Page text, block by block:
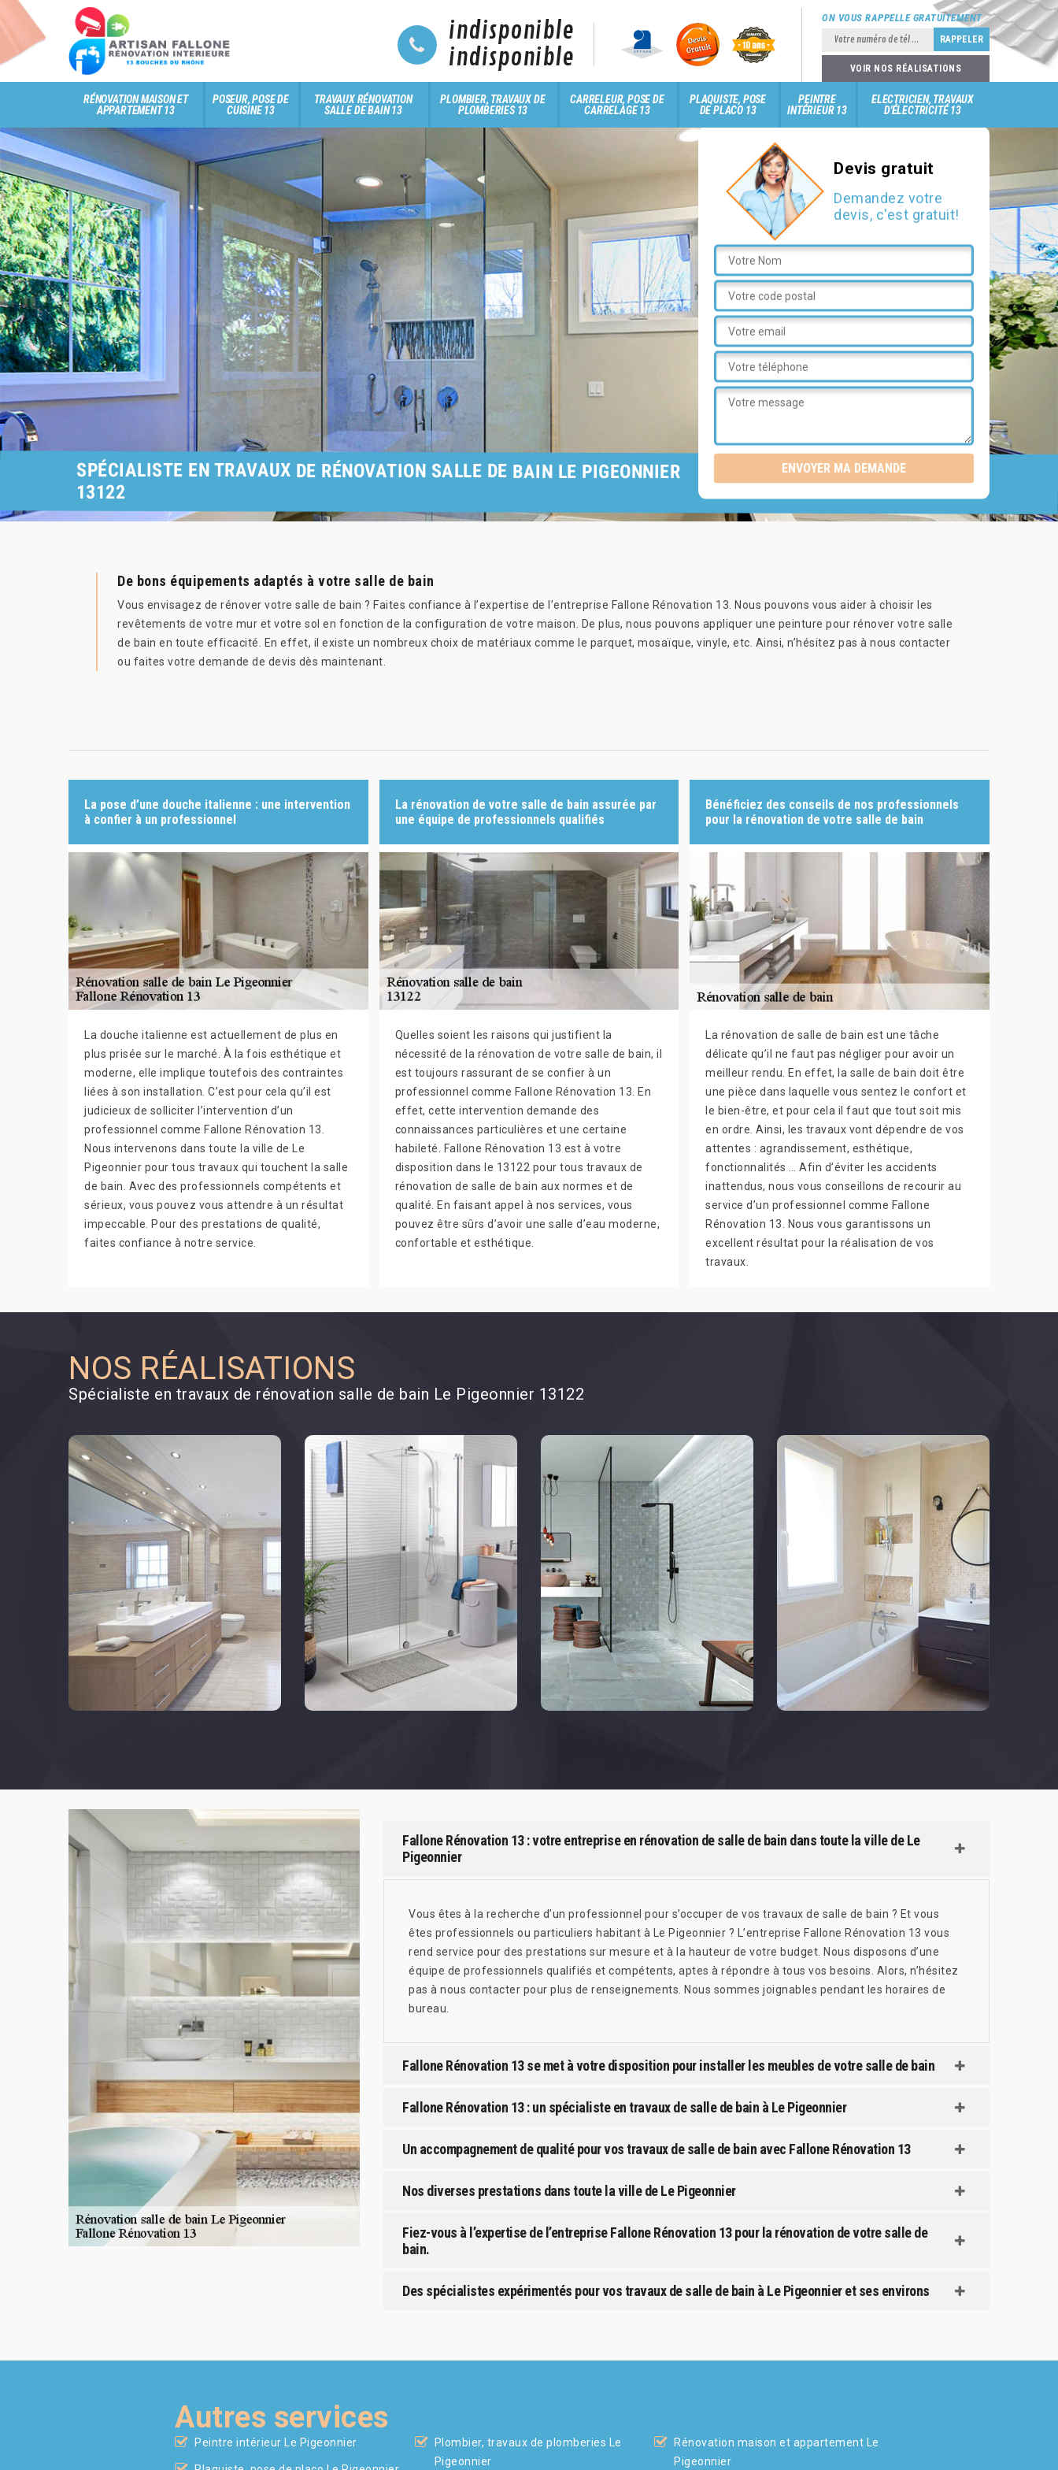
indisponible
indisponible
ON VOUS RAPPELLE GRATUITEMENT
VOIR NOS RÉALISATIONS
RÉNOVATION MAISON ET
APPARTEMENT 13
POSEUR, POSE DE
CUISINE 13
TRAVAUX RÉNOVATION
SALLE DE BAIN 13
PLOMBIER, TRAVAUX DE
PLOMBERIES 13
CARRELEUR, POSE DE
CARRELAGE 13
PLAQUISTE, POSE
DE PLACO 13
PEINTRE
INTÉRIEUR 13
ELECTRICIEN, TRAVAUX
D'ÉLECTRICITÉ 13
Devis gratuit
Demandez votre
devis, c'est gratuit!
SPÉCIALISTE EN TRAVAUX DE RÉNOVATION SALLE DE BAIN LE PIGEONNIER
13122
De bons équipements adaptés à votre salle de bain
Vous envisagez de rénover votre salle de bain ? Faites confiance à l’expertise de l’entreprise Fallone Rénovation 13. Nous pouvons vous aider à choisir les
revêtements de votre mur et votre sol en fonction de la configuration de votre maison. De plus, nous pouvons appliquer une peinture pour rénover votre salle
de bain en toute efficacité. En effet, il existe un nombreux choix de matériaux comme le parquet, mosaïque, vinyle, etc. Ainsi, n’hésitez pas à nous contacter
ou faites votre demande de devis dès maintenant.
La pose d’une douche italienne : une intervention
à confier à un professionnel
La douche italienne est actuellement de plus en
plus prisée sur le marché. À la fois esthétique et
moderne, elle implique toutefois des contraintes
liées à son installation. C’est pour cela qu’il est
judicieux de solliciter l’intervention d’un
professionnel comme Fallone Rénovation 13.
Nous intervenons dans toute la ville de Le
Pigeonnier pour tous travaux qui touchent la salle
de bain. Avec des professionnels compétents et
sérieux, vous pouvez vous attendre à un résultat
impeccable. Pour des prestations de qualité,
faites confiance à notre service.
La rénovation de votre salle de bain assurée par
une équipe de professionnels qualifiés
Quelles soient les raisons qui justifient la
nécessité de la rénovation de votre salle de bain, il
est toujours rassurant de se confier à un
professionnel comme Fallone Rénovation 13. En
effet, cette intervention demande des
connaissances particulières et une certaine
habileté. Fallone Rénovation 13 est à votre
disposition dans le 13122 pour tous travaux de
rénovation de salle de bain aux normes et de
qualité. En faisant appel à nos services, vous
pouvez être sûrs d’avoir une salle d’eau moderne,
confortable et esthétique.
Bénéficiez des conseils de nos professionnels
pour la rénovation de votre salle de bain
La rénovation de salle de bain est une tâche
délicate qu’il ne faut pas négliger pour avoir un
meilleur rendu. En effet, la salle de bain doit être
une pièce dans laquelle vous sentez le confort et
le bien-être, et pour cela il faut que tout soit mis
en ordre. Ainsi, les travaux vont dépendre de vos
attentes : agrandissement, esthétique,
fonctionnalités … Afin d’éviter les accidents
inattendus, nous vous conseillons de recourir au
service d’un professionnel comme Fallone
Rénovation 13. Nous vous garantissons un
excellent résultat pour la réalisation de vos
travaux.
NOS RÉALISATIONS
Spécialiste en travaux de rénovation salle de bain Le Pigeonnier 13122
Fallone Rénovation 13 : votre entreprise en rénovation de salle de bain dans toute la ville de Le
Pigeonnier
Vous êtes à la recherche d’un professionnel pour s’occuper de vos travaux de salle de bain ? Et vous
êtes professionnels ou particuliers habitant à Le Pigeonnier ? L’entreprise Fallone Rénovation 13 vous
rend service pour des prestations sur mesure et à la hauteur de votre budget. Nous disposons d’une
équipe de professionnels qualifiés et compétents, aptes à répondre à tous vos besoins. Alors, n’hésitez
pas à nous contacter pour plus de renseignements. Nous sommes joignables pendant les horaires de
bureau.
Fallone Rénovation 13 se met à votre disposition pour installer les meubles de votre salle de bain
Fallone Rénovation 13 : un spécialiste en travaux de salle de bain à Le Pigeonnier
Un accompagnement de qualité pour vos travaux de salle de bain avec Fallone Rénovation 13
Nos diverses prestations dans toute la ville de Le Pigeonnier
Fiez-vous à l’expertise de l’entreprise Fallone Rénovation 13 pour la rénovation de votre salle de
bain.
Des spécialistes expérimentés pour vos travaux de salle de bain à Le Pigeonnier et ses environs
Autres services
Peintre intérieur Le Pigeonnier
Plombier, travaux de plomberies Le
Pigeonnier
Rénovation maison et appartement Le
Pigeonnier